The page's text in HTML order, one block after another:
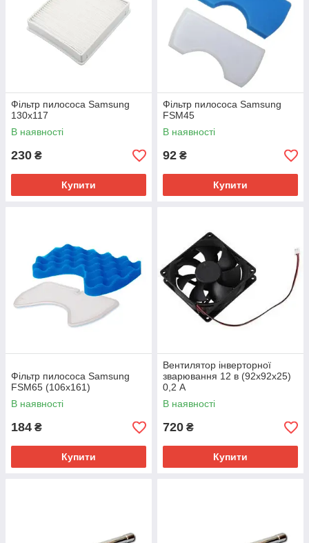
Фільтр пилососа Samsung
130х117
В наявності
230 ₴
Купити
Фільтр пилососа Samsung
FSM45
В наявності
92 ₴
Купити
Фільтр пилососа Samsung
FSM65 (106х161)
В наявності
184 ₴
Купити
Вентилятор інверторної
зварювання 12 в (92х92х25)
0,2 А
В наявності
720 ₴
Купити